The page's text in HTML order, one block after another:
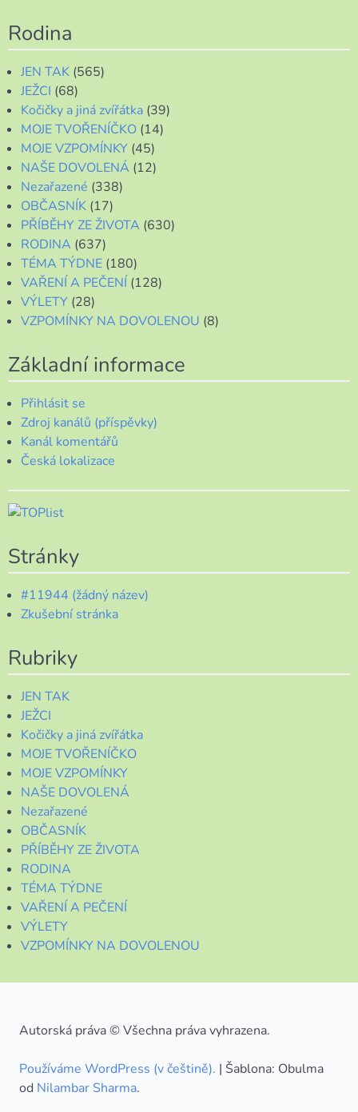
Rodina
JEN TAK (565)
JEŽCI (68)
Kočičky a jiná zvířátka (39)
MOJE TVOŘENÍČKO (14)
MOJE VZPOMÍNKY (45)
NAŠE DOVOLENÁ (12)
Nezařazené (338)
OBČASNÍK (17)
PŘÍBĚHY ZE ŽIVOTA (630)
RODINA (637)
TÉMA TÝDNE (180)
VAŘENÍ A PEČENÍ (128)
VÝLETY (28)
VZPOMÍNKY NA DOVOLENOU (8)
Základní informace
Přihlásit se
Zdroj kanálů (příspěvky)
Kanál komentářů
Česká lokalizace
Stránky
#11944 (žádný název)
Zkušební stránka
Rubriky
JEN TAK
JEŽCI
Kočičky a jiná zvířátka
MOJE TVOŘENÍČKO
MOJE VZPOMÍNKY
NAŠE DOVOLENÁ
Nezařazené
OBČASNÍK
PŘÍBĚHY ZE ŽIVOTA
RODINA
TÉMA TÝDNE
VAŘENÍ A PEČENÍ
VÝLETY
VZPOMÍNKY NA DOVOLENOU
Autorská práva © Všechna práva vyhrazena.
Používáme WordPress (v češtině). | Šablona: Obulma
od Nilambar Sharma.